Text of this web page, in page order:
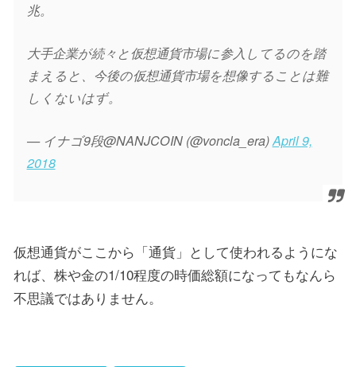
兆。
大手企業が続々と仮想通貨市場に参入してるのを踏
まえると、今後の仮想通貨市場を想像することは難
しくないはず。
— イナゴ9段@NANJCOIN (@voncla_era)April 9,
2018
仮想通貨がここから「通貨」として使われるようにな
れば、株や金の1/10程度の時価総額になってもなんら
不思議ではありません。